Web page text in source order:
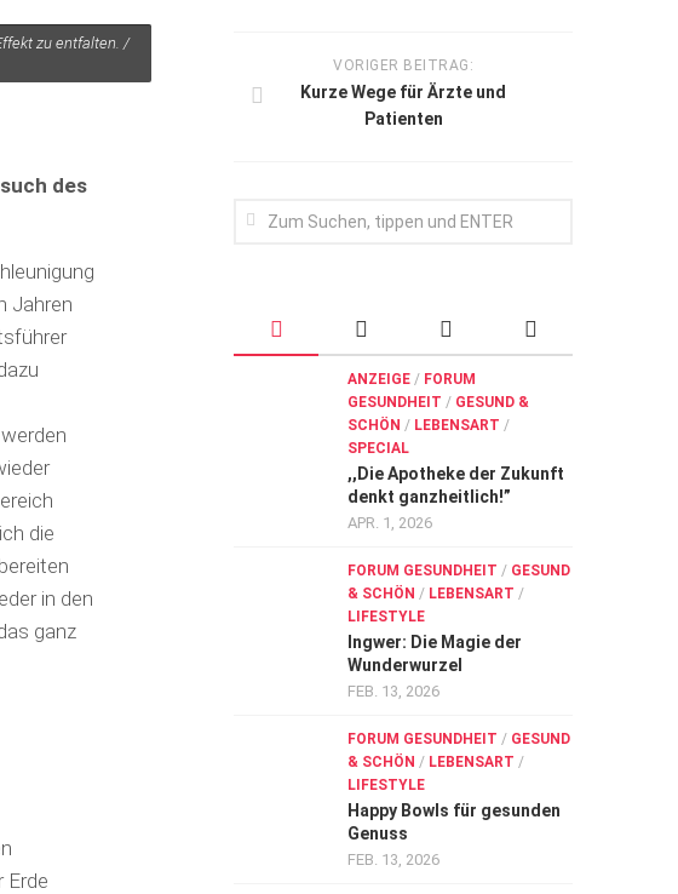
zu entfalten. /
des
Jahren
die
in den
ganz
Erde
VORIGER BEITRAG:
Kurze Wege für Ärzte und
Patienten
ANZEIGE / FORUM
GESUNDHEIT / GESUND &
SCHÖN / LEBENSART /
SPECIAL
,,Die Apotheke der Zukunft
denkt ganzheitlich!”
APR. 1, 2026
FORUM GESUNDHEIT / GESUND
& SCHÖN / LEBENSART /
LIFESTYLE
Ingwer: Die Magie der
Wunderwurzel
FEB. 13, 2026
FORUM GESUNDHEIT / GESUND
& SCHÖN / LEBENSART /
LIFESTYLE
Happy Bowls für gesunden
Genuss
FEB. 13, 2026